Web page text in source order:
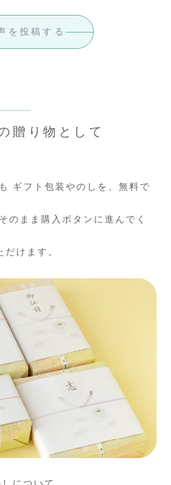
を投稿する
贈り物として
ギフト包装やのしを、無料で
のまま購入ボタンに進んでく
けます。